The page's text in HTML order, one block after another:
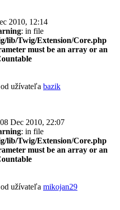
2010, 12:14
: in file
lib/Twig/Extension/Core.php
must be an array or an
od užívateľa bazik
Dec 2010, 22:07
: in file
lib/Twig/Extension/Core.php
must be an array or an
od užívateľa mikojan29